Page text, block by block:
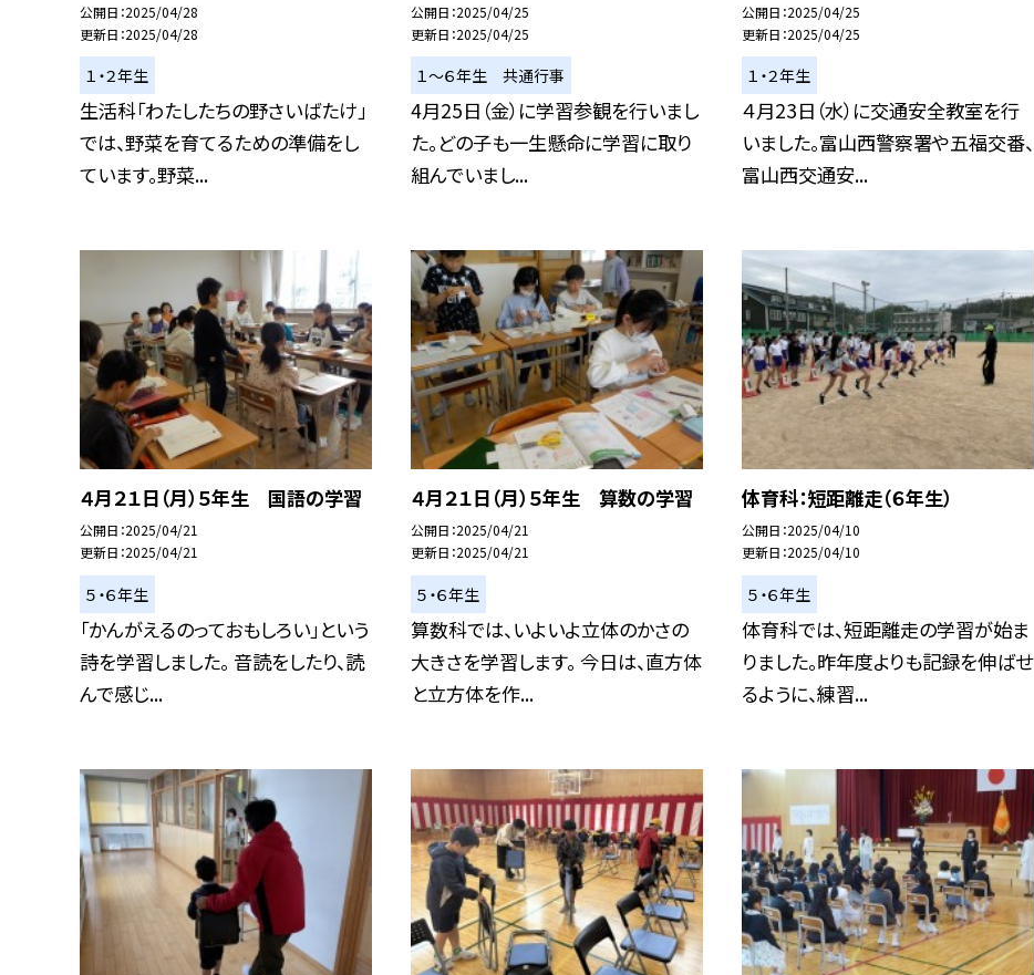
公開日 2025/04/28
更新日 2025/04/28
１・２年生
生活科「わたしたちの野さいばたけ」
では、野菜を育てるための準備をし
ています。野菜...
公開日 2025/04/25
更新日 2025/04/25
１〜６年生 共通行事
4月25日（金）に学習参観を行いまし
た。どの子も一生懸命に学習に取り
組んでいまし...
公開日 2025/04/25
更新日 2025/04/25
１・２年生
４月23日（水）に交通安全教室を行
いました。富山西警察署や五福交番、
富山西交通安...
４月２１日（月）５年生 国語の学習
公開日 2025/04/21
更新日 2025/04/21
５・６年生
「かんがえるのっておもしろい」という
詩を学習しました。 音読をしたり、読
んで感じ...
４月２１日（月）５年生 算数の学習
公開日 2025/04/21
更新日 2025/04/21
５・６年生
算数科では、いよいよ立体のかさの
大きさを学習します。 今日は、直方体
と立方体を作...
体育科：短距離走（６年生）
公開日 2025/04/10
更新日 2025/04/10
５・６年生
体育科では、短距離走の学習が始ま
りました。昨年度よりも記録を伸ばせ
るように、練習...